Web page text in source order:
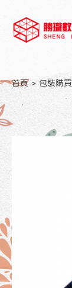
首頁 包裝購買